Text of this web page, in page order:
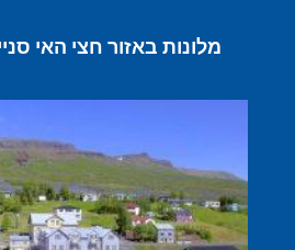
מלונות באזור חצי האי